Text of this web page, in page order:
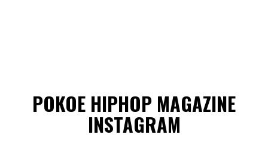
POKOE HIPHOP MAGAZINE
INSTAGRAM